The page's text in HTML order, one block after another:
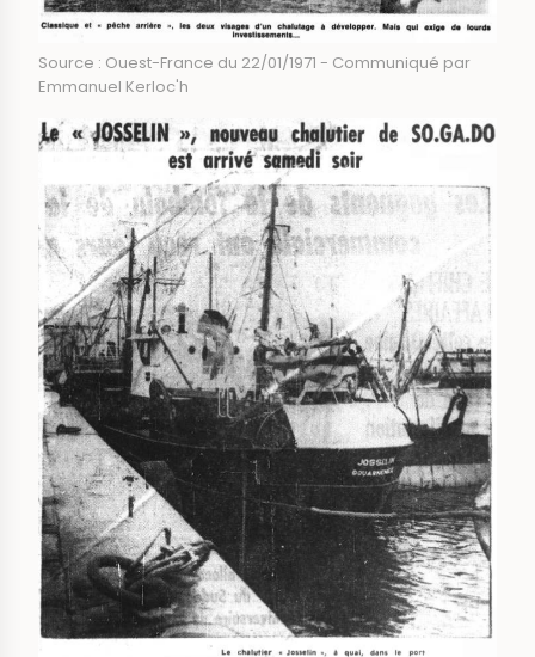
Source : Ouest-France du 22/01/1971 - Communiqué par
Emmanuel Kerloc'h